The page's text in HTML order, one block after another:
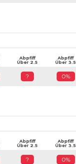
Abpfiff
Über 2.5
Abpfiff
Über 3.5
? 0%
Abpfiff
Über 2.5
Abpfiff
Über 3.5
? 0%